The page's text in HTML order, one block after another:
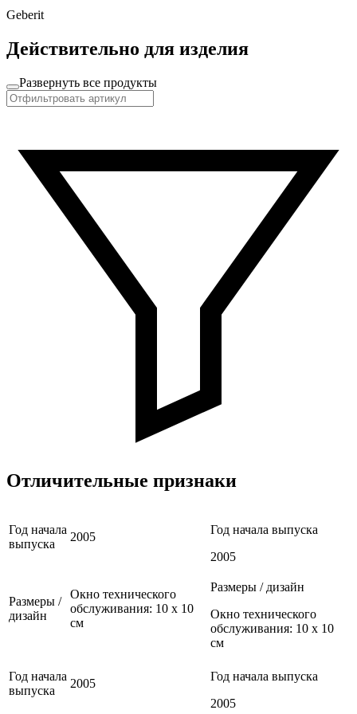
Geberit
Действительно для изделия
Развернуть все продукты
Отличительные признаки
Год начала
выпуска
2005
Год начала выпуска
2005
Размеры /
дизайн
Окно технического
обслуживания: 10 x 10
см
Размеры / дизайн
Окно технического
обслуживания: 10 x 10
см
Год начала
выпуска
2005
Год начала выпуска
2005